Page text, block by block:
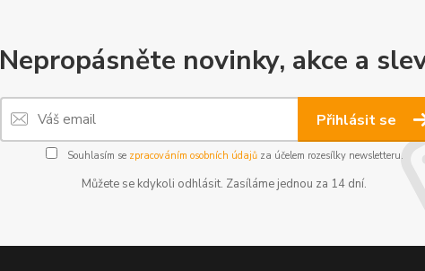
Nepropásněte novinky, akce a
Přihlásit se
Souhlasím se zpracováním osobních údajůza účelem rozesílky newsletteru.
Můžete se kdykoli odhlásit. Zasíláme jednou za 14 dní.